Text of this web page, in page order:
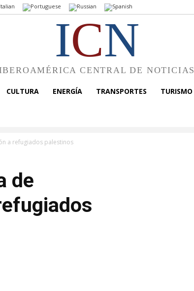
ICN
IBEROAMÉRICA CENTRAL DE NOTICIAS
CULTURA ENERGÍA TRANSPORTES TURISMO
a refugiados palestinos
de